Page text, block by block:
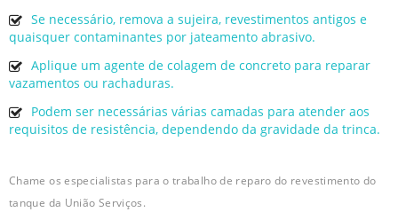
Se necessário, remova a sujeira, revestimentos antigos e
quaisquer contaminantes por jateamento abrasivo.
Aplique um agente de colagem de concreto para reparar
vazamentos ou rachaduras.
Podem ser necessárias várias camadas para atender aos
requisitos de resistência, dependendo da gravidade da trinca.
Chame os especialistas para o trabalho de reparo do revestimento do
tanque da União Serviços.